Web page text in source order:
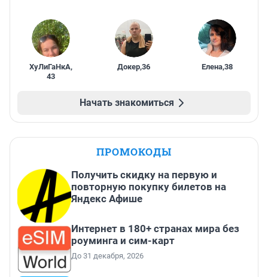
ХуЛиГаНкА,
43
Докер,36 Елена,38
Начать знакомиться
ПРОМОКОДЫ
Получить скидку на первую и
повторную покупку билетов на
Яндекс Афише
Интернет в 180+ странах мира без
роуминга и сим-карт
До 31 декабря, 2026